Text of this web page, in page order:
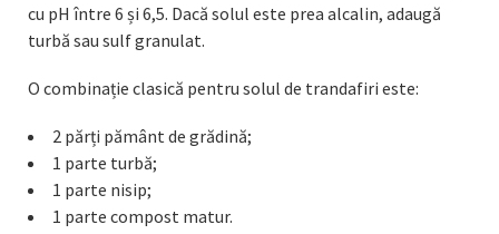
cu pH între 6 și 6,5. Dacă solul este prea alcalin, adaugă
turbă sau sulf granulat.
O combinație clasică pentru solul de trandafiri este:
2 părți pământ de grădină;
1 parte turbă;
1 parte nisip;
1 parte compost matur.